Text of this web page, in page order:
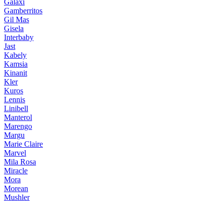
Galaxi
Gamberritos
Gil Mas
Gisela
Interbaby
Jast
Kabely
Kamsia
Kinanit
Kler
Kuros
Lennis
Linibell
Manterol
Marengo
Margu
Marie Claire
Marvel
Mila Rosa
Miracle
Mora
Morean
Mushler